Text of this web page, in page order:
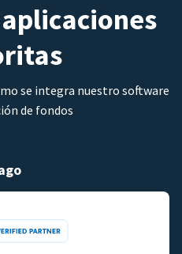
se integra nuestro software
de fondos